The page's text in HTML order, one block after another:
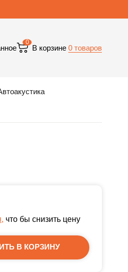
0
В корзине 0 товаров
что бы снизить цену
В КОРЗИНУ